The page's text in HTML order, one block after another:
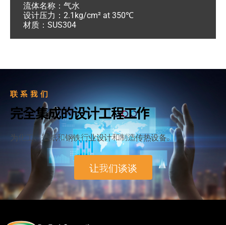
流体名称：气水
设计压力：2.1kg/cm² at 350℃
材质：SUS304
联系我们
完全集成的设计工程工作
为化工、造纸和钢铁行业设计和制造传热设备。
让我们谈谈